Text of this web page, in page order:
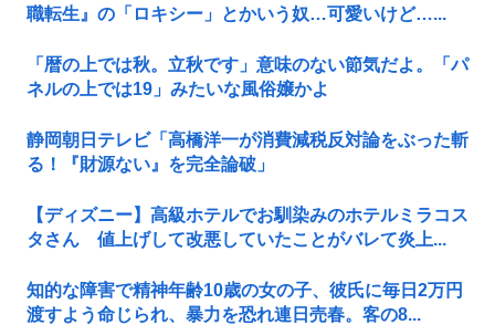
職転生』の「ロキシー」とかいう奴…可愛いけど…...
「暦の上では秋。立秋です」意味のない節気だよ。「パ
ネルの上では19」みたいな風俗嬢かよ
静岡朝日テレビ「高橋洋一が消費減税反対論をぶった斬
る！『財源ない』を完全論破」
【ディズニー】高級ホテルでお馴染みのホテルミラコス
タさん 値上げして改悪していたことがバレて炎上...
知的な障害で精神年齢10歳の女の子、彼氏に毎日2万円
渡すよう命じられ、暴力を恐れ連日売春。客の8...